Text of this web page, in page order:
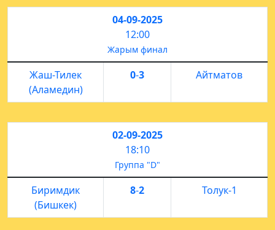
04-09-2025
12:00
Жарым финал
Жаш-Тилек
(Аламедин)
0-3 Айтматов
02-09-2025
18:10
Группа "D"
Биримдик
(Бишкек)
8-2 Толук-1